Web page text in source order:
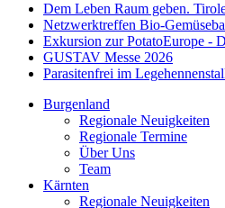
Dem Leben Raum geben.
Netzwerktreffen Bio-
Exkursion zur PotatoEurope -
GUSTAV Messe 2026
Parasitenfrei im
Burgenland
Regionale Neuigkeiten
Regionale Termine
Über Uns
Team
Kärnten
Regionale Neuigkeiten